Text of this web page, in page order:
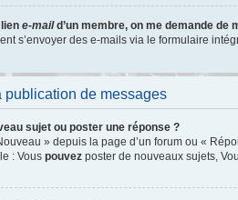
e-maild’un membre, on me demande de
s’envoyer des e-mails via le formulaire
publication de messages
sujet ou poster une réponse ?
» depuis la page d’un forum ou «
: Vous pouvez poster de nouveaux sujets,